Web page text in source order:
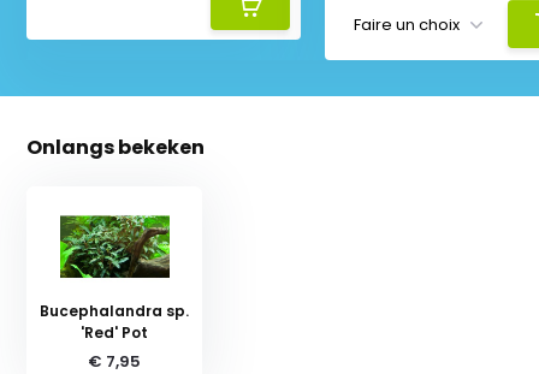
Onlangs bekeken
Bucephalandra sp.
'Red' Pot
€ 7,95